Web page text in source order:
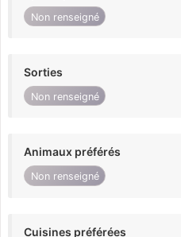
Non renseigné
Sorties
Non renseigné
Animaux préférés
Non renseigné
Cuisines préférées